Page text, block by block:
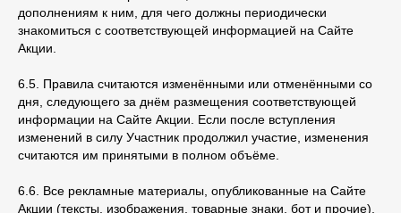
дополнениям к ним, для чего должны периодически
знакомиться с соответствующей информацией на Сайте
Акции.
6.5. Правила считаются изменёнными или отменёнными со
дня, следующего за днём размещения соответствующей
информации на Сайте Акции. Если после вступления
изменений в силу Участник продолжил участие, изменения
считаются им принятыми в полном объёме.
6.6. Все рекламные материалы, опубликованные на Сайте
Акции (тексты, изображения, товарные знаки, бот и прочие),
© 2009 — 2026 ООО «Школа ИКРА»
Презентация об ИКРЕ